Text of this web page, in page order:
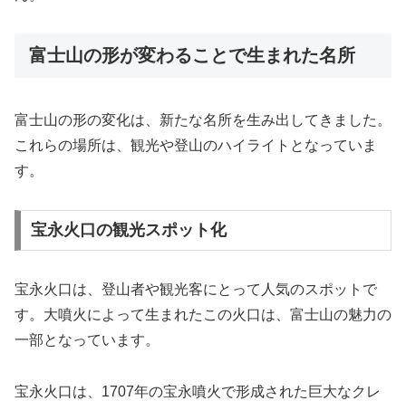
富士山の形が変わることで生まれた名所
富士山の形の変化は、新たな名所を生み出してきました。
これらの場所は、観光や登山のハイライトとなっていま
す。
宝永火口の観光スポット化
宝永火口は、登山者や観光客にとって人気のスポットで
す。大噴火によって生まれたこの火口は、富士山の魅力の
一部となっています。
宝永火口は、1707年の宝永噴火で形成された巨大なクレ